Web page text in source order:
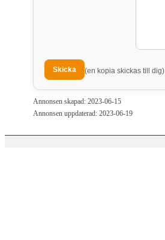
(en kopia skickas till dig)
Annonsen skapad: 2023-06-15
Annonsen uppdaterad: 2023-06-19